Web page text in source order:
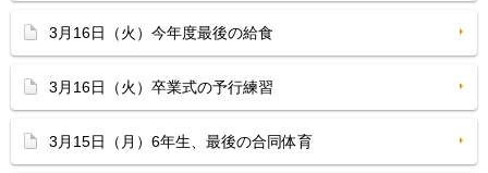
3月16日（火）今年度最後の給食
3月16日（火）卒業式の予行練習
3月15日（月）6年生、最後の合同体育